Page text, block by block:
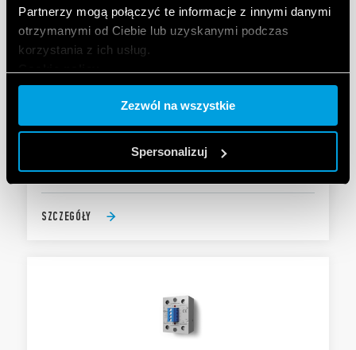
Partnerzy mogą połączyć te informacje z innymi danymi
otrzymanymi od Ciebie lub uzyskanymi podczas
korzystania z ich usług.
Zezwól na wszystkie
Spersonalizuj
PÓŁPRZEWODNIKOWY “KRĄŻEK HOKEJOWY”
Załączanie natychmiastowe
Wyjście: 40 A/600 V AC
SZCZEGÓŁY